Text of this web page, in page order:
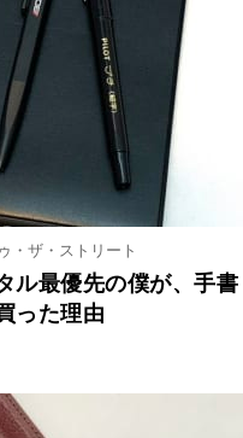
・ザ・ストリート
ル最優先の僕が、手書
った理由